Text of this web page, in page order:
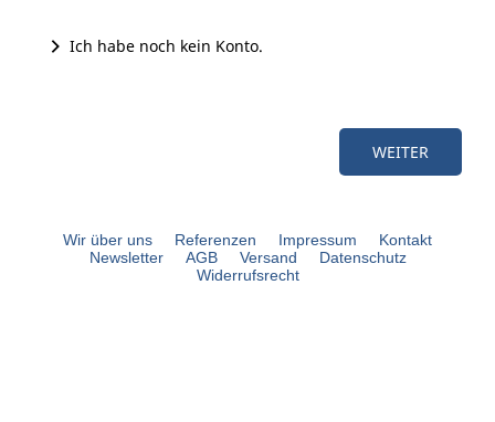
Ich habe noch kein Konto.
Wir über uns Referenzen Impressum
Kontakt
Newsletter
AGB Versand
Datenschutz
Widerrufsrecht